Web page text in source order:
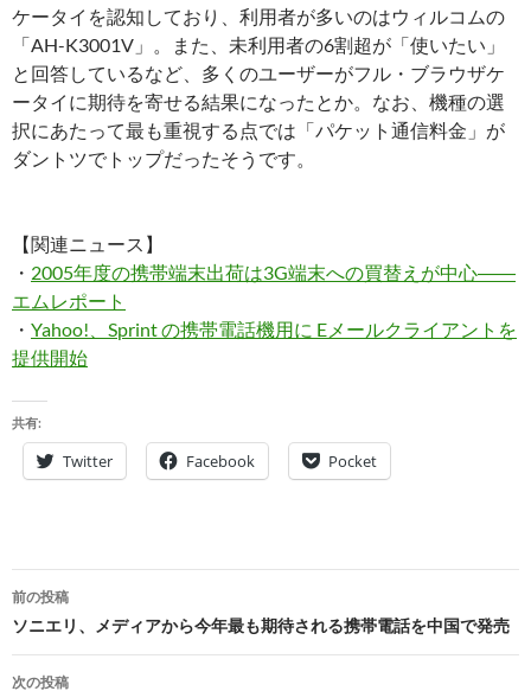
ケータイを認知しており、利用者が多いのはウィルコムの
「AH-K3001V」。また、未利用者の6割超が「使いたい」
と回答しているなど、多くのユーザーがフル・ブラウザケ
ータイに期待を寄せる結果になったとか。なお、機種の選
択にあたって最も重視する点では「パケット通信料金」が
ダントツでトップだったそうです。
【関連ニュース】
・ 2005年度の携帯端末出荷は3G端末への買替えが中心――
エムレポート
・ Yahoo!、Sprint の携帯電話機用に Eメールクライアントを
提供開始
共有:
Twitter Facebook Pocket
投
稿
ナ
前の投稿
ソニエリ、メディアから今年最も期待される携帯電話を中国で発売
次の投稿